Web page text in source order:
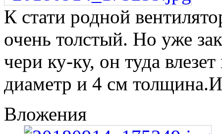
К стати родной
очень толстый. Но уже
чери ку-ку, он туда
диаметр и 4 см толщина.И
Вложения